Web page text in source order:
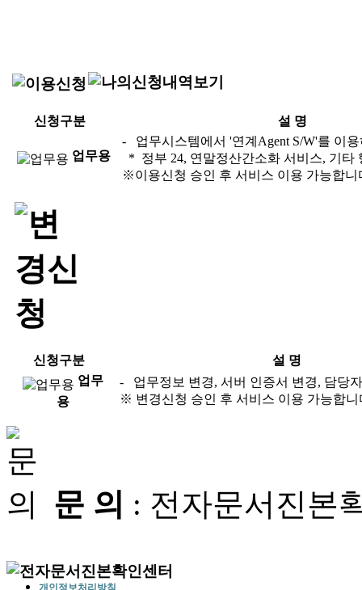
신청구분 설 명
업무용
- 업무시스템에서 '연계Agent S/W'를 이
* 정부 24, 연말정산간소화 서비스, 기타
※이용신청 승인 후 서비스 이용 가능합니
신청구분
설 명
업무
용
- 업무정보 변경, 서버 인증서 변경, 담당
※ 변경신청 승인 후 서비스 이용 가능합니
문 의 : 전자문서진본